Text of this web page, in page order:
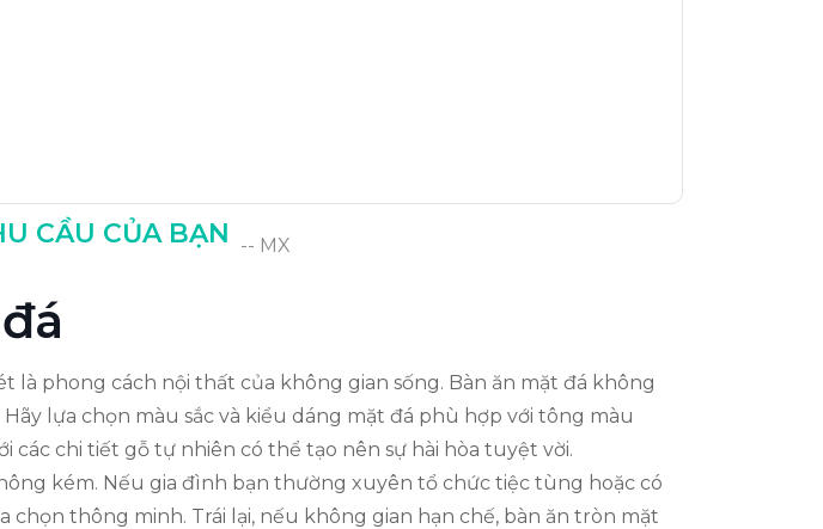
CẦU CỦA BẠN -- MX
là phong cách nội thất của không gian sống. Bàn ăn mặt đá không
lựa chọn màu sắc và kiểu dáng mặt đá phù hợp với tông màu
chi tiết gỗ tự nhiên có thể tạo nên sự hài hòa tuyệt vời.
kém. Nếu gia đình bạn thường xuyên tổ chức tiệc tùng hoặc có
thông minh. Trái lại, nếu không gian hạn chế, bàn ăn tròn mặt